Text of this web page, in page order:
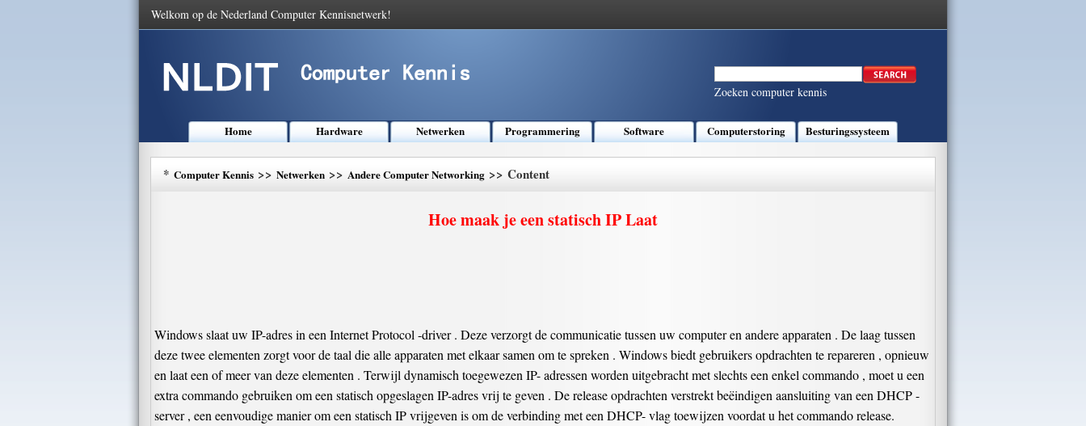
Welkom op de Nederland Computer Kennisnetwerk!
Zoeken computer kennis
Home Hardware Netwerken Programmering Software Computerstoring Besturingssysteem
* Computer Kennis >> Netwerken >> Andere Computer Networking >> Content
Hoe maak je een statisch IP Laat
Windows slaat uw IP-adres in een Internet Protocol -driver . Deze verzorgt de communicatie tussen uw computer en andere apparaten . De laag tussen
deze twee elementen zorgt voor de taal die alle apparaten met elkaar samen om te spreken . Windows biedt gebruikers opdrachten te repareren , opnieuw
en laat een of meer van deze elementen . Terwijl dynamisch toegewezen IP- adressen worden uitgebracht met slechts een enkel commando , moet u een
extra commando gebruiken om een statisch opgeslagen IP-adres vrij te geven . De release opdrachten verstrekt beëindigen aansluiting van een DHCP -
server , een eenvoudige manier om een ​​statisch IP vrijgeven is om de verbinding met een DHCP- vlag toewijzen voordat u het commando release.